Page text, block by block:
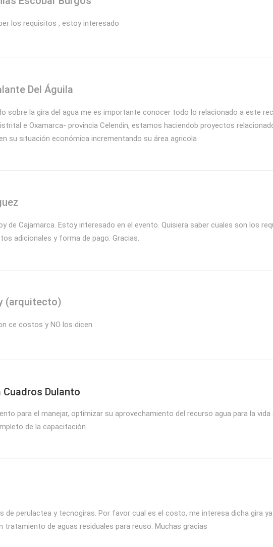
los requisitos , estoy interesado
Del Águila
sobre la gira del agua me es importante conocer todo lo relacionado a este
e Oxamarca- provincia Celendin, estamos haciendob proyectos
su situación económica incrementando su área agricola
de Cajamarca. Estoy interesado en el evento. Quisiera saber cuales son los
adicionales y forma de pago. Gracias.
(arquitecto)
ce costos y NO los dicen
Cuadros Dulanto
para el manejar, optimizar su aprovechamiento del recurso agua para la
de la capacitación
de perulactea y tecnogiras. Por favor cual es el costo, me interesa dicha gira
tratamiento de aguas residuales para reuso. Muchas gracias